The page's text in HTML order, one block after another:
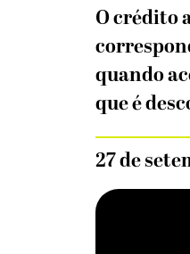
O crédito
quando
que é
27 de